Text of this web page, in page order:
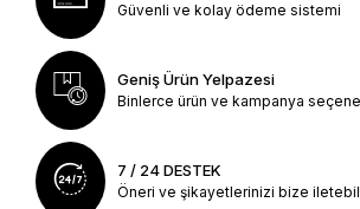
Güvenli ve kolay ödeme sistemi
Geniş Ürün Yelpazesi
Binlerce ürün ve kampanya
7 / 24 DESTEK
Öneri ve şikayetlerinizi bize